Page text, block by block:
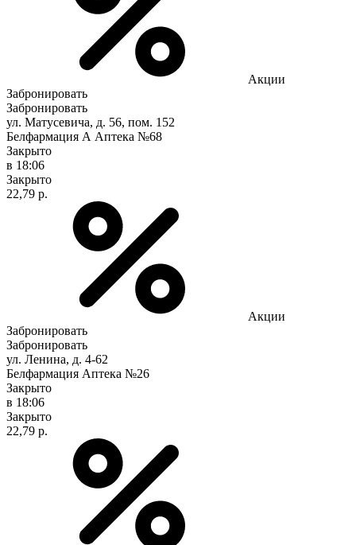
Акции
Забронировать
Забронировать
ул. Матусевича, д. 56, пом. 152
Белфармация А Аптека №68
Закрыто
в 18:06
Закрыто
22,79 р.
Акции
Забронировать
Забронировать
ул. Ленина, д. 4-62
Белфармация Аптека №26
Закрыто
в 18:06
Закрыто
22,79 р.